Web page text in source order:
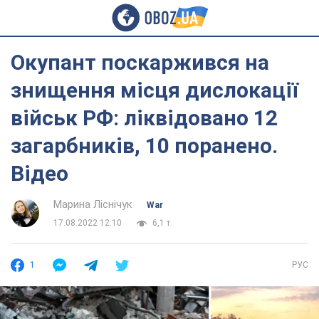
Окупант поскаржився на
знищення місця дислокації
військ РФ: ліквідовано 12
загарбників, 10 поранено.
Відео
Марина Ліснічук
War
17.08.2022 12:10
6,1 т.
1 РУС